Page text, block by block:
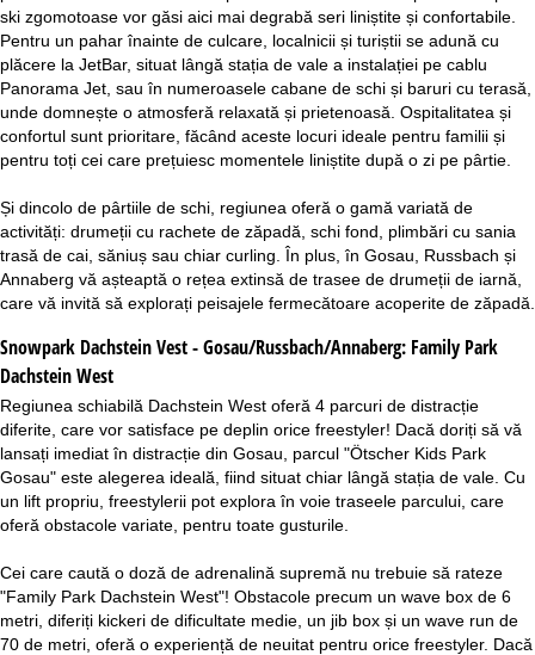
ski zgomotoase vor găsi aici mai degrabă seri liniștite și confortabile.
Pentru un pahar înainte de culcare, localnicii și turiștii se adună cu
plăcere la JetBar, situat lângă stația de vale a instalației pe cablu
Panorama Jet, sau în numeroasele cabane de schi și baruri cu terasă,
unde domnește o atmosferă relaxată și prietenoasă. Ospitalitatea și
confortul sunt prioritare, făcând aceste locuri ideale pentru familii și
pentru toți cei care prețuiesc momentele liniștite după o zi pe pârtie.
Și dincolo de pârtiile de schi, regiunea oferă o gamă variată de
activități: drumeții cu rachete de zăpadă, schi fond, plimbări cu sania
trasă de cai, săniuș sau chiar curling. În plus, în Gosau, Russbach și
Annaberg vă așteaptă o rețea extinsă de trasee de drumeții de iarnă,
care vă invită să explorați peisajele fermecătoare acoperite de zăpadă.
Snowpark Dachstein Vest - Gosau/Russbach/Annaberg: Family Park
Dachstein West
Regiunea schiabilă Dachstein West oferă 4 parcuri de distracție
diferite, care vor satisface pe deplin orice freestyler! Dacă doriți să vă
lansați imediat în distracție din Gosau, parcul "Ötscher Kids Park
Gosau" este alegerea ideală, fiind situat chiar lângă stația de vale. Cu
un lift propriu, freestylerii pot explora în voie traseele parcului, care
oferă obstacole variate, pentru toate gusturile.
Cei care caută o doză de adrenalină supremă nu trebuie să rateze
"Family Park Dachstein West"! Obstacole precum un wave box de 6
metri, diferiți kickeri de dificultate medie, un jib box și un wave run de
70 de metri, oferă o experiență de neuitat pentru orice freestyler. Dacă